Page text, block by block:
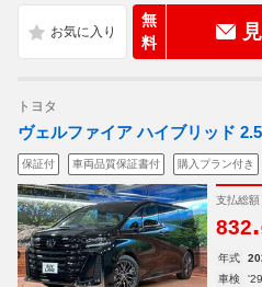
無
料
トヨタ
ヴェルファイア ハイブリッド
保証付 車両品質保証書付 購入プラン付き
支払総額
832.
年式
車検